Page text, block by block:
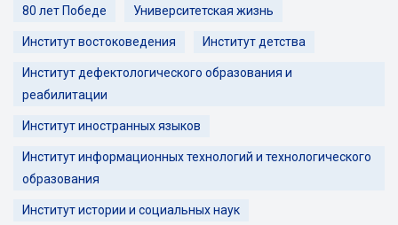
80 лет Победе Университетская жизнь
Институт востоковедения Институт детства
Институт дефектологического образования и
реабилитации
Институт иностранных языков
Институт информационных технологий и технологического
образования
Институт истории и социальных наук